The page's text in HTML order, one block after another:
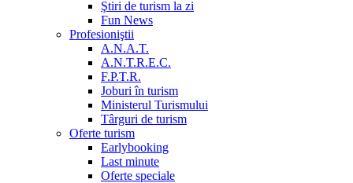
Ştiri de turism la zi
Fun News
Profesioniştii
A.N.A.T.
A.N.T.R.E.C.
F.P.T.R.
Joburi în turism
Ministerul Turismului
Târguri de turism
Oferte turism
Earlybooking
Last minute
Oferte speciale